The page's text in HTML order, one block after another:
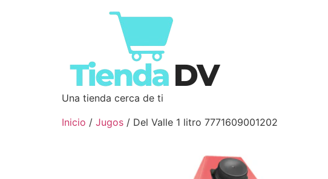
Una tienda cerca de ti
Inicio / Jugos / Del Valle 1 litro 7771609001202